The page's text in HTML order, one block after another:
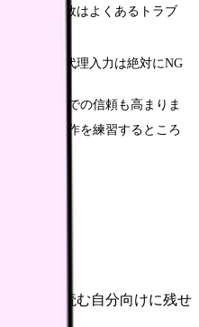
顔認証失敗はよくあるトラブ
証番号の代理入力は絶対にNG
は、職場での信頼も高まりま
ードで操作を練習するところ
あとで読む自分向けに残せ